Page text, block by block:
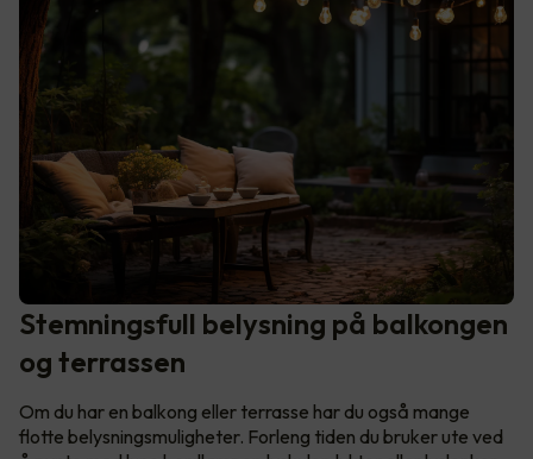
Stemningsfull belysning på balkongen
og terrassen
Om du har en balkong eller terrasse har du også mange
flotte belysningsmuligheter. Forleng tiden du bruker ute ved